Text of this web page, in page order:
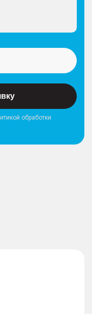
обработки